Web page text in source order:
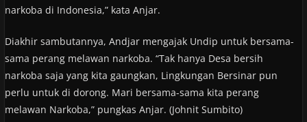
narkoba di Indonesia,” kata Anjar.
Diakhir sambutannya, Andjar mengajak Undip untuk bersama-
sama perang melawan narkoba. “Tak hanya Desa bersih
narkoba saja yang kita gaungkan, Lingkungan Bersinar pun
perlu untuk di dorong. Mari bersama-sama kita perang
melawan Narkoba,” pungkas Anjar. (Johnit Sumbito)